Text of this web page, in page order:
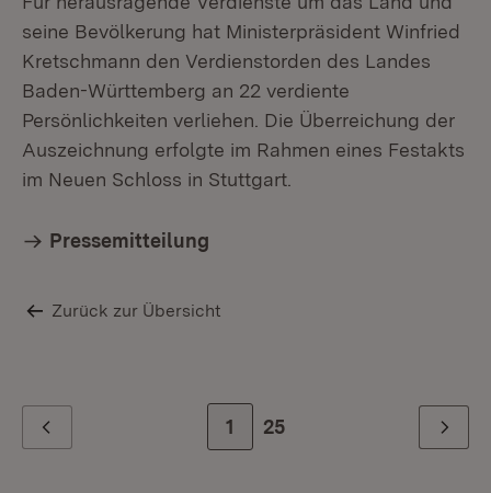
seine Bevölkerung hat Ministerpräsident Winfried
Kretschmann den Verdienstorden des Landes
Baden-Württemberg an 22 verdiente
Persönlichkeiten verliehen. Die Überreichung der
Auszeichnung erfolgte im Rahmen eines Festakts
im Neuen Schloss in Stuttgart.
Pressemitteilung
Zurück zur Übersicht
Zur Seite
1 Zur letzten Seite
25 Weiter